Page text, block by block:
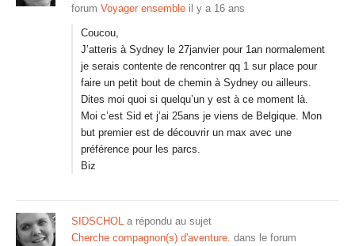
forum Voyager ensemble il y a 16 ans
Coucou,
J’atteris à Sydney le 27janvier pour 1an normalement
je serais contente de rencontrer qq 1 sur place pour
faire un petit bout de chemin à Sydney ou ailleurs.
Dites moi quoi si quelqu’un y est à ce moment là.
Moi c’est Sid et j’ai 25ans je viens de Belgique. Mon
but premier est de découvrir un max avec une
préférence pour les parcs.
Biz
SIDSCHOL a répondu au sujet
Cherche compagnon(s) d'aventure. dans le forum